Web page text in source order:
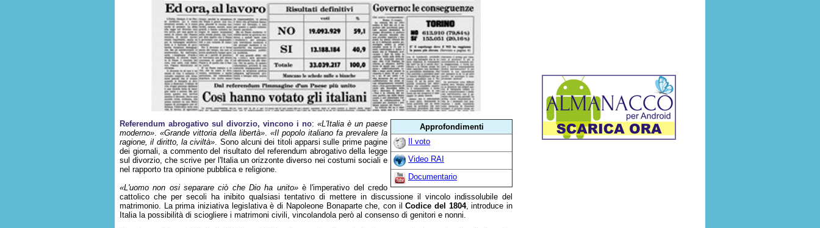
Approfondimenti
Il voto
Video RAI
Documentario
Referendum abrogativo sul divorzio, vincono i no: «L'Italia è un paese
moderno». «Grande vittoria della libertà». «Il popolo italiano fa prevalere la
ragione, il diritto, la civiltà». Sono alcuni dei titoli apparsi sulle prime pagine
dei giornali, a commento del risultato del referendum abrogativo della legge
sul divorzio, che scrive per l'Italia un orizzonte diverso nei costumi sociali e
nel rapporto tra opinione pubblica e religione.
«L'uomo non osi separare ciò che Dio ha unito»è l'imperativo del credo
cattolico che per secoli ha inibito qualsiasi tentativo di mettere in discussione il vincolo indissolubile del
matrimonio. La prima iniziativa legislativa è di Napoleone Bonaparte che, con ilCodice del 1804, introduce in
Italia la possibilità di sciogliere i matrimoni civili, vincolandola però al consenso di genitori e nonni.